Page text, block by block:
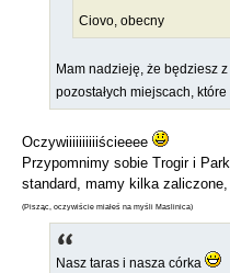
Ciovo, obecny
Mam nadzieję, że będziesz
pozostałych miejscach,
Oczywiiiiiiiiiiścieeee
Przypomnimy sobie Trogir i
standard, mamy kilka zaliczone,
(Pisząc, oczywiście miałeś na myśli Maslinica)
Nasz taras i nasza córka